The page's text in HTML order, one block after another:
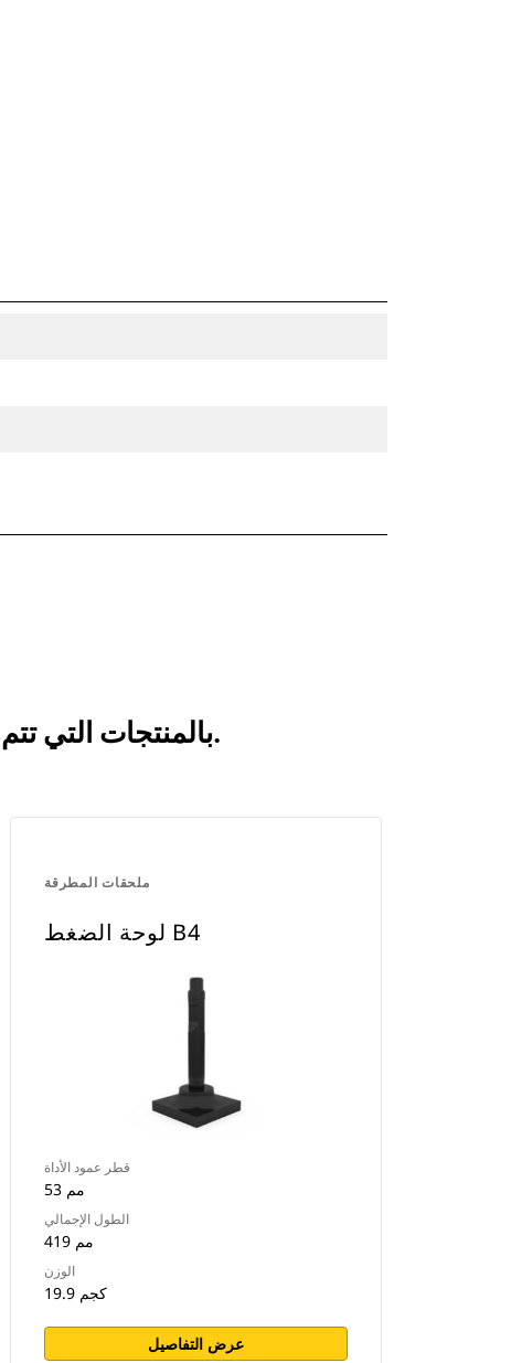
انظر كيف يقارن الإزميل غير الحاد B4 بالمنتجات التي تتم مقارنتها بشكل متكرر.
ملحقات المطرقة
لوحة الضغط B4
قطر عمود الأداة
53 مم
الطول الإجمالي
419 مم
الوزن
19.9 كجم
عرض التفاصيل